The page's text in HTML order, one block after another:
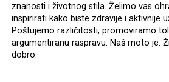
znanosti i životnog stila. Želimo vas
inspirirati kako biste zdravije i aktivnije
Poštujemo različitosti, promoviramo
argumentiranu raspravu. Naš moto je:
dobro.